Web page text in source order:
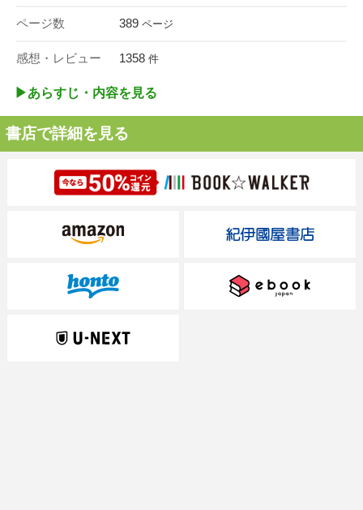
ページ数 389 ページ
感想・レビュー 1358 件
▶︎あらすじ・内容を見る
書店で詳細を見る